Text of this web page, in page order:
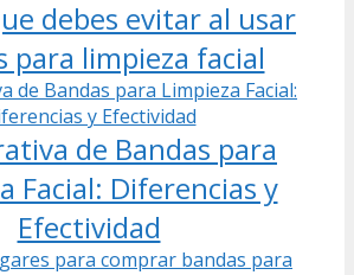
debes evitar al usar
para limpieza facial
de Bandas para
Facial: Diferencias y
Efectividad